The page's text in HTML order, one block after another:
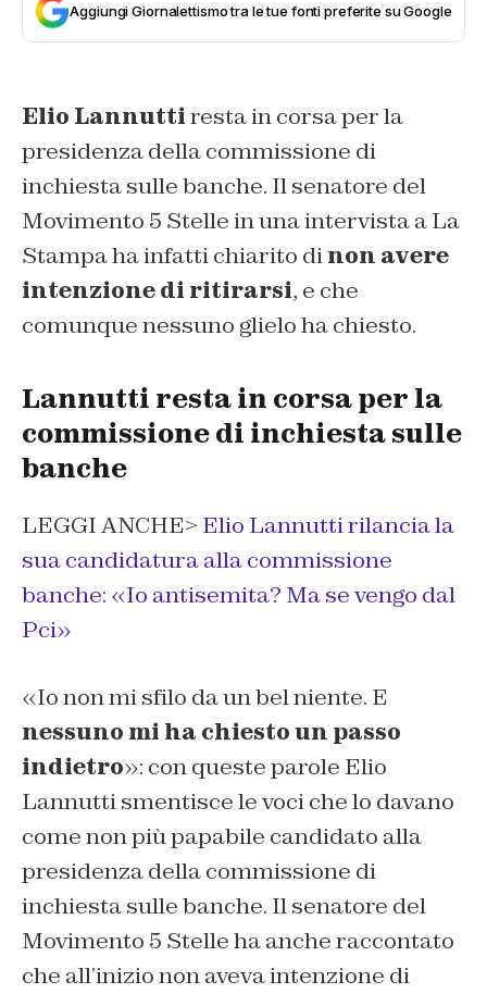
Aggiungi Giornalettismo tra le tue fonti preferite su Google
Elio Lannuttiresta in corsa per la
presidenza della commissione di
inchiesta sulle banche. Il senatore del
Movimento 5 Stelle in una intervista aLa
Stampaha infatti chiarito dinon avere
intenzione di ritirarsi, e che
comunque nessuno glielo ha chiesto.
Lannutti resta in corsa per la
commissione di inchiesta sulle
banche
LEGGI ANCHE> Elio Lannutti rilancia la
sua candidatura alla commissione
banche: «Io antisemita? Ma se vengo dal
Pci»
«Io non mi sfilo da un bel niente. E
nessuno mi ha chiesto un passo
indietro»: con queste parole Elio
Lannutti smentisce le voci che lo davano
come non più papabile candidato alla
presidenza della commissione di
inchiesta sulle banche. Il senatore del
Movimento 5 Stelle ha anche raccontato
che all’inizio non aveva intenzione di